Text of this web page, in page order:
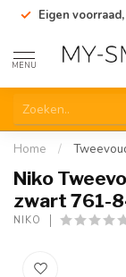
Eigen voorraad,
MENU
Home /
Niko
zwart 761-
NIKO